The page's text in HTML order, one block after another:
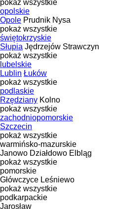
pokaż wszystkie
opolskie
Opole Prudnik Nysa
pokaż wszystkie
świętokrzyskie
Słupia Jędrzejów Strawczyn
pokaż wszystkie
lubelskie
Lublin Łuków
pokaż wszystkie
podlaskie
Rzędziany Kolno
pokaż wszystkie
zachodniopomorskie
Szczecin
pokaż wszystkie
warmińsko-mazurskie
Janowo Działdowo Elbląg
pokaż wszystkie
pomorskie
Główczyce Leśniewo
pokaż wszystkie
podkarpackie
Jarosław